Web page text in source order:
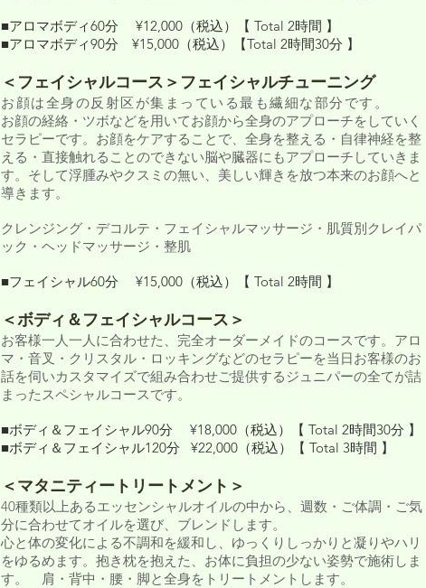
■アロマボディ60分 ¥12,000（税込）【 Total 2時間 】
■アロマボディ90分 ¥15,000（税込）【Total 2時間30分 】
＜フェイシャルコース＞フェイシャルチューニング
お顔は全身の反射区が集まっている最も繊細な部分です。
お顔の経絡・ツボなどを用いてお顔から全身のアプローチをしていく
セラピーです。お顔をケアすることで、全身を整える・自律神経を整
える・直接触れることのできない脳や臓器にもアプローチしていきま
す。そして浮腫みやクスミの無い、美しい輝きを放つ本来のお顔へと
導きます。
クレンジング・デコルテ・フェイシャルマッサージ・肌質別クレイパ
ック・ヘッドマッサージ・整肌
■フェイシャル60分 ¥15,000（税込）【 Total 2時間 】
＜ボディ＆フェイシャルコース＞
お客様一人一人に合わせた、完全オーダーメイドのコースです。アロ
マ・音叉・クリスタル・ロッキングなどのセラピーを当日お客様のお
話を伺いカスタマイズで組み合わせご提供するジュニパーの全てが詰
まったスペシャルコースです。
■ボディ＆フェイシャル90分 ¥18,000（税込）【 Total 2時間30分 】
■ボディ＆フェイシャル120分 ¥22,000（税込）【 Total 3時間 】
＜マタニティートリートメント＞
40種類以上あるエッセンシャルオイルの中から、週数・ご体調・ご気
分に合わせてオイルを選び、ブレンドします。
心と体の変化による不調和を緩和し、ゆっくりしっかりと凝りやハリ
をゆるめます。 抱き枕を抱えた、お体に負担の少ない姿勢で施術しま
す。 肩・背中・腰・脚と全身をトリートメントします。